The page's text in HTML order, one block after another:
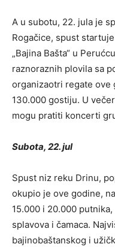
A u subotu, 22. jula je
Rogačice, spust
„Bajina Bašta“ u
raznoraznih plovila sa
organizaotri regate ove
130.000 gostiju. U
mogu pratiti koncerti
Subota, 22. jul
Spust niz reku Drinu,
okupio je ove godine,
15.000 i 20.000
splavova i čamaca.
bajinobaštanskog i